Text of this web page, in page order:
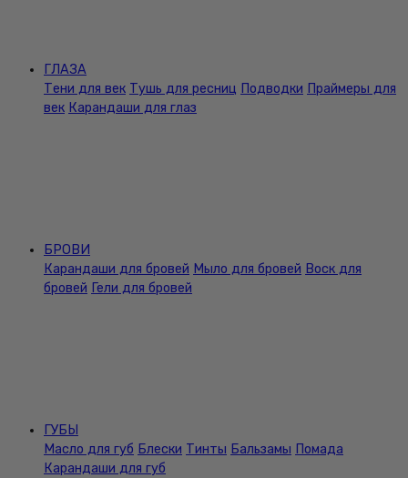
ГЛАЗА
Тени для век Тушь для ресниц Подводки Праймеры для
век Карандаши для глаз
БРОВИ
Карандаши для бровей Мыло для бровей Воск для
бровей Гели для бровей
ГУБЫ
Масло для губ Блески Тинты Бальзамы Помада
Карандаши для губ